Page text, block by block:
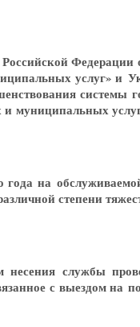
Федерации
услуг» и
системы
муниципальных
на
степени
службы
с выездом на